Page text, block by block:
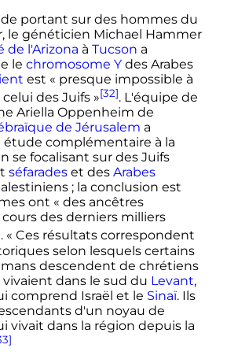
portant sur des hommes du
le généticien Michael Hammer
de l'Arizona à Tucson a
le chromosome Ydes Arabes
est « presque impossible à
des Juifs »[32]. L'équipe de
Ariella Oppenheim de
de Jérusalem a
complémentaire à la
se focalisant sur des Juifs
séfaradeset des Arabes
; la conclusion est
ont « des ancêtres
des derniers milliers
. « Ces résultats correspondent
selon lesquels certains
descendent de chrétiens
dans le sud du Levant,
comprend Israël et le Sinaï. Ils
d'un noyau de
vivait dans la région depuis la